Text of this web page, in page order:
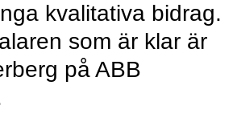
kvalitativa bidrag.
som är klar är
på ABB